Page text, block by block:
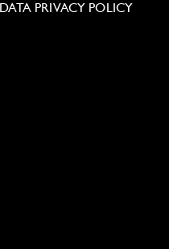
DATA PRIVACY POLICY